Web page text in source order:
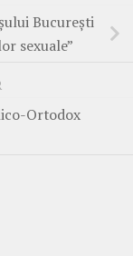
Bucureşti
sexuale”
Ortodox